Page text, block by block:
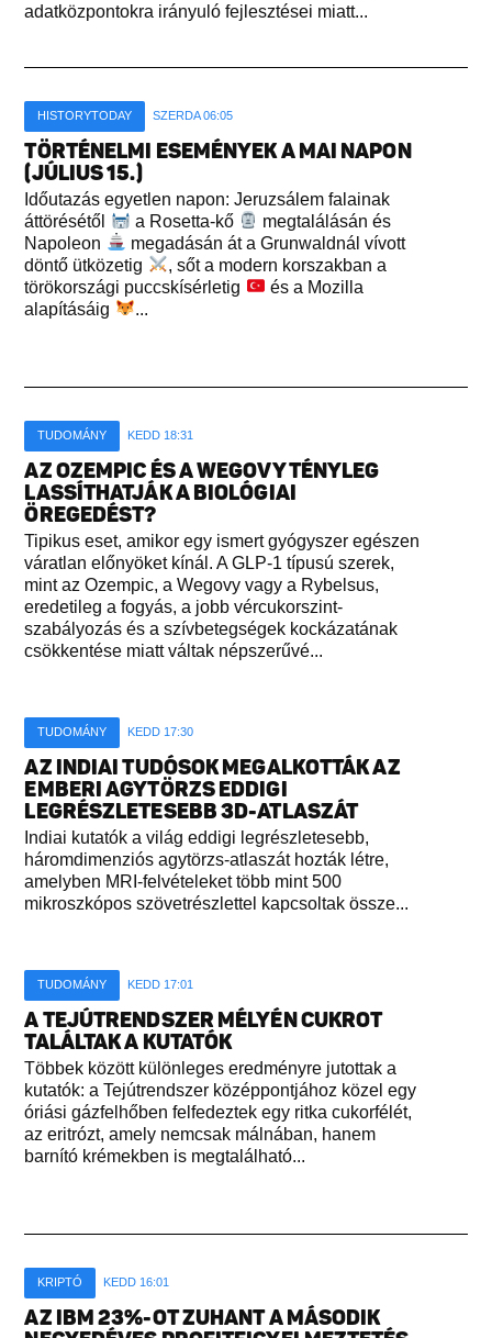
adatközpontokra irányuló fejlesztései miatt...
HISTORYTODAY SZERDA 06:05
TÖRTÉNELMI ESEMÉNYEK A MAI NAPON
(JÚLIUS 15.)
Időutazás egyetlen napon: Jeruzsálem falainak
áttörésétől
a Rosetta-kő
megtalálásán és
Napoleon
megadásán át a Grunwaldnál vívott
döntő ütközetig
, sőt a modern korszakban a
törökországi puccskísérletig
és a Mozilla
alapításáig
...
TUDOMÁNY KEDD 18:31
AZ OZEMPIC ÉS A WEGOVY TÉNYLEG
LASSÍTHATJÁK A BIOLÓGIAI
ÖREGEDÉST?
Tipikus eset, amikor egy ismert gyógyszer egészen
váratlan előnyöket kínál. A GLP-1 típusú szerek,
mint az Ozempic, a Wegovy vagy a Rybelsus,
eredetileg a fogyás, a jobb vércukorszint-
szabályozás és a szívbetegségek kockázatának
csökkentése miatt váltak népszerűvé...
TUDOMÁNY KEDD 17:30
AZ INDIAI TUDÓSOK MEGALKOTTÁK AZ
EMBERI AGYTÖRZS EDDIGI
LEGRÉSZLETESEBB 3D-ATLASZÁT
Indiai kutatók a világ eddigi legrészletesebb,
háromdimenziós agytörzs-atlaszát hozták létre,
amelyben MRI-felvételeket több mint 500
mikroszkópos szövetrészlettel kapcsoltak össze...
TUDOMÁNY KEDD 17:01
A TEJÚTRENDSZER MÉLYÉN CUKROT
TALÁLTAK A KUTATÓK
Többek között különleges eredményre jutottak a
kutatók: a Tejútrendszer középpontjához közel egy
óriási gázfelhőben felfedeztek egy ritka cukorfélét,
az eritrózt, amely nemcsak málnában, hanem
barnító krémekben is megtalálható...
KRIPTÓ KEDD 16:01
AZ IBM 23%-OT ZUHANT A MÁSODIK